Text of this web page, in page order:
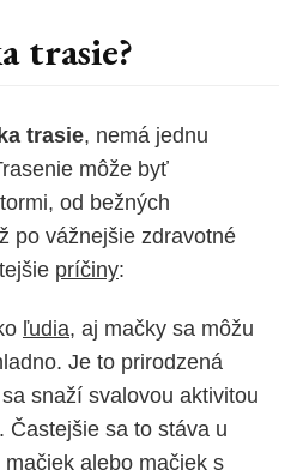
trasie?
trasie, nemá jednu
môže byť
od bežných
po vážnejšie zdravotné
príčiny:
ľudia, aj mačky sa môžu
Je to prirodzená
snaží svalovou aktivitou
Častejšie sa to stáva u
alebo mačiek s